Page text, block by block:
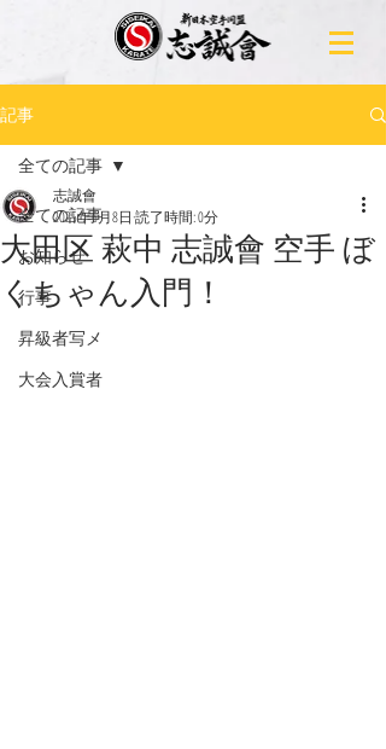
記事
全ての記事
お知らせ
行事
昇級者写メ
大会入賞者
全ての記事
大田区 萩中 志誠會 空手 ぼ
くちゃん入門！
志誠會
2025年6月8日 読了時間: 0分